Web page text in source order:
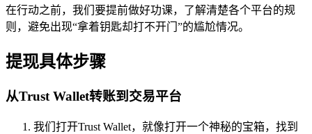
在行动之前，我们要提前做好功课，了解清楚各个平台的规
则，避免出现“拿着钥匙却打不开门”的尴尬情况。
提现具体步骤
从Trust Wallet转账到交易平台
我们打开Trust Wallet，就像打开一个神秘的宝箱，找到